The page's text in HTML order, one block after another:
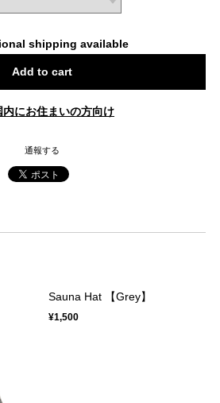
shipping available
Add to cart
内にお住まいの方向け
通報する
Sauna Hat 【Grey】
¥1,500